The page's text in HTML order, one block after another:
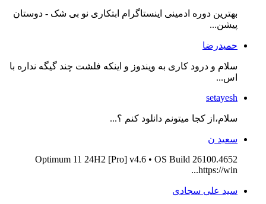
بهترین دوره ادمینی اینستاگرام ابتکاری نو بی شک - دوستان
پیشن...
حمیدرضا
سلام و درود کاری به ویندوز و اینکه فلشت چند گیگه نداره با
اس...
setayesh
سلام،از کجا میتونم دانلود کنم ؟...
سعید ن
Optimum 11 24H2 [Pro] v4.6 • OS Build 26100.4652
https://win...
سید علی سجادی